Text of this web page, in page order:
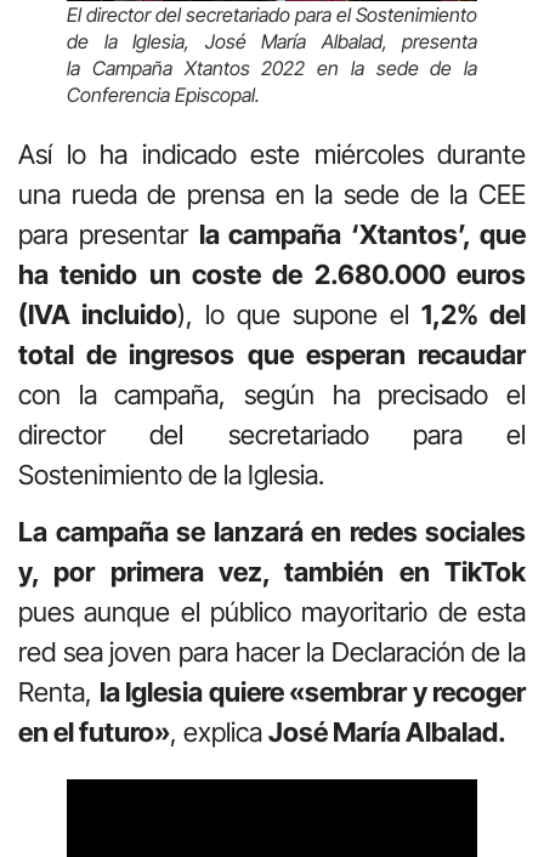
El director del secretariado para el Sostenimiento
de la Iglesia, José María Albalad, presenta
la Campaña Xtantos 2022 en la sede de la
Conferencia Episcopal.
Así lo ha indicado este miércoles durante
una rueda de prensa en la sede de la CEE
para presentar la campaña ‘Xtantos’, que
ha tenido un coste de 2.680.000 euros
(IVA incluido), lo que supone el 1,2% del
total de ingresos que esperan recaudar
con la campaña, según ha precisado el
director del secretariado para el
Sostenimiento de la Iglesia.
La campaña se lanzará en redes sociales
y, por primera vez, también en TikTok
pues aunque el público mayoritario de esta
red sea joven para hacer la Declaración de la
Renta, la Iglesia quiere «sembrar y recoger
en el futuro», explicaJosé María Albalad.